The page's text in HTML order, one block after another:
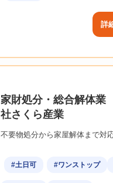
詳
家財処分・総合解体
社さくら産業
不要物処分から家屋解体まで対
#土日可 #ワンストップ